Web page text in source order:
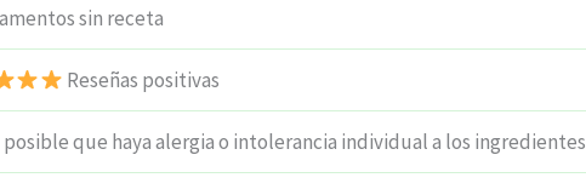
sin receta
Reseñas positivas
posible que haya alergia o intolerancia individual a los